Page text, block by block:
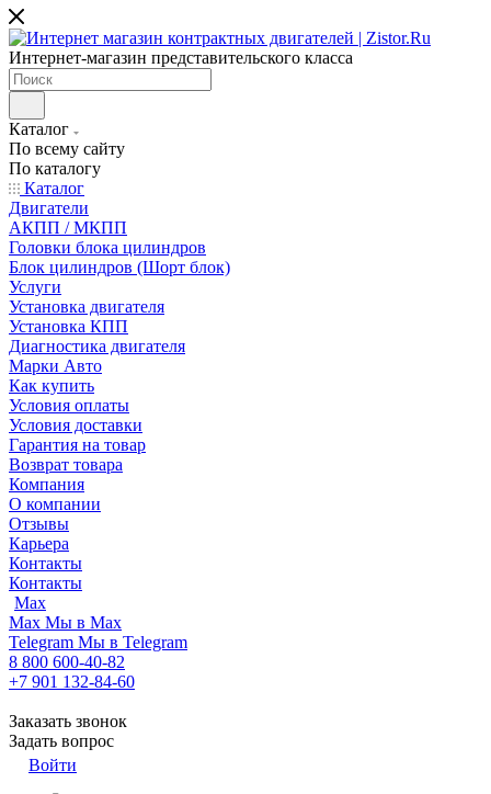
Интернет-магазин представительского класса
Каталог
По всему сайту
По каталогу
Каталог
Двигатели
АКПП / МКПП
Головки блока цилиндров
Блок цилиндров (Шорт блок)
Услуги
Установка двигателя
Установка КПП
Диагностика двигателя
Марки Авто
Как купить
Условия оплаты
Условия доставки
Гарантия на товар
Возврат товара
Компания
О компании
Отзывы
Карьера
Контакты
Контакты
Max
Max Мы в Max
Telegram Мы в Telegram
8 800 600-40-82
+7 901 132-84-60
Заказать звонок
Задать вопрос
Войти